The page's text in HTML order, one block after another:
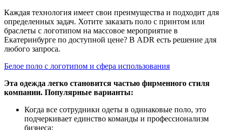
Каждая технология имеет свои преимущества и подходит для
определенных задач. Хотите заказать поло с принтом или
браслеты с логотипом на массовое мероприятие в
Екатеринбурге по доступной цене? В ADR есть решение для
любого запроса.
Белое поло с логотипом и сфера использования
Эта одежда легко становится частью фирменного стиля
компании. Популярные варианты:
Когда все сотрудники одеты в одинаковые поло, это
подчеркивает единство команды и профессионализм
бизнеса;